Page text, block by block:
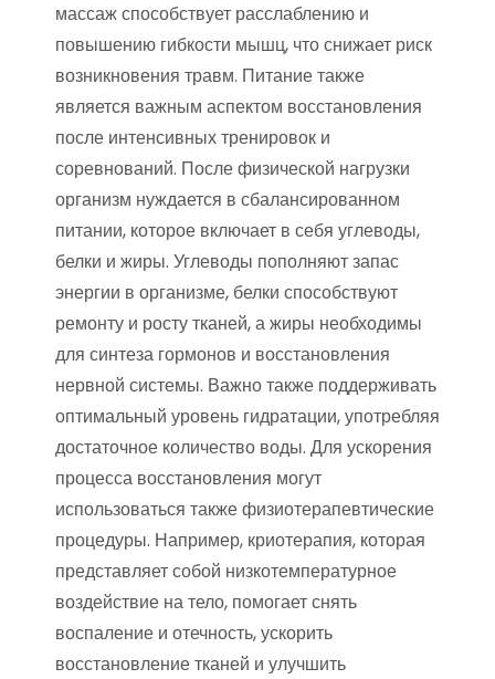
массаж способствует расслаблению и
повышению гибкости мышц, что снижает риск
возникновения травм. Питание также
является важным аспектом восстановления
после интенсивных тренировок и
соревнований. После физической нагрузки
организм нуждается в сбалансированном
питании, которое включает в себя углеводы,
белки и жиры. Углеводы пополняют запас
энергии в организме, белки способствуют
ремонту и росту тканей, а жиры необходимы
для синтеза гормонов и восстановления
нервной системы. Важно также поддерживать
оптимальный уровень гидратации, употребляя
достаточное количество воды. Для ускорения
процесса восстановления могут
использоваться также физиотерапевтические
процедуры. Например, криотерапия, которая
представляет собой низкотемпературное
воздействие на тело, помогает снять
воспаление и отечность, ускорить
восстановление тканей и улучшить